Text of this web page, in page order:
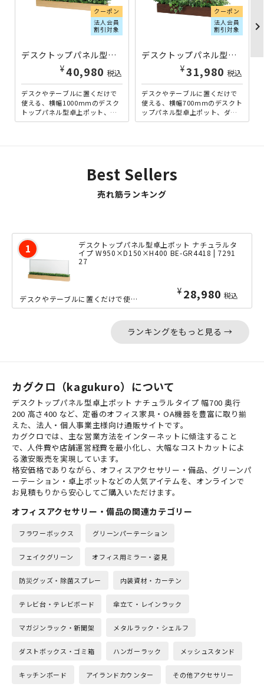
クーポン
法人会員
割引対象
デスクトップパネル型卓上ポット ナチュラルタイプ W1000×D200×H400 BE-GR4234 | 729123
¥40,980 税込
デスクやテーブルに置くだけで
使える、横幅1000ｍｍのデスク
トップパネル型卓上ポット、ナ
チュラルタイプ。机上を仕切る
クーポン
法人会員
割引対象
デスクトップパネル型卓上ポット ダークブラウンタイプ W700×D200×H400 BE-GR4235 | 729124
¥31,980 税込
デスクやテーブルに置くだけで
使える、横幅700ｍｍのデスクト
ップパネル型卓上ポット、ダー
クブラウンタイプ。机上を仕切
chevron_right
Best Sellers
売れ筋ランキング
デスクトップパネル型卓上ポット ナチュラルタ
イプ W950×D150×H400 BE-GR4418 | 7291
27
¥ 28,980 税込
デスクやテーブルに置くだけで使える、横幅950ｍｍのデスクトップパネル型卓上ポッ...
ランキングをもっと見る →
カグクロ（kagukuro）について
デスクトップパネル型卓上ポット ナチュラルタイプ 幅700 奥行
200 高さ400 など、定番のオフィス家具・OA機器を豊富に取り揃
えた、法人・個人事業主様向け通販サイトです。
カグクロでは、主な営業方法をインターネットに傾注すること
で、人件費や店舗運営経費を最小化し、大幅なコストカットによ
る激安販売を実現しています。
格安価格でありながら、オフィスアクセサリー・備品、グリーンパ
ーテーション・卓上ポットなどの人気アイテムを、オンラインで
お見積もりから安心してご購入いただけます。
オフィスアクセサリー・備品の関連カテゴリー
フラワーボックス グリーンパーテーション
フェイクグリーン オフィス用ミラー・姿見
防災グッズ・除菌スプレー 内装資材・カーテン
テレビ台・テレビボード 傘立て・レインラック
マガジンラック・新聞架 メタルラック・シェルフ
ダストボックス・ゴミ箱 ハンガーラック メッシュスタンド
キッチンボード アイランドカウンター その他アクセサリー